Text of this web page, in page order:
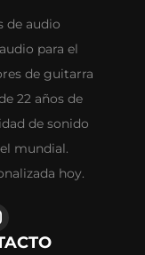
de audio
para el
de guitarra
22 años de
de sonido
mundial.
hoy.